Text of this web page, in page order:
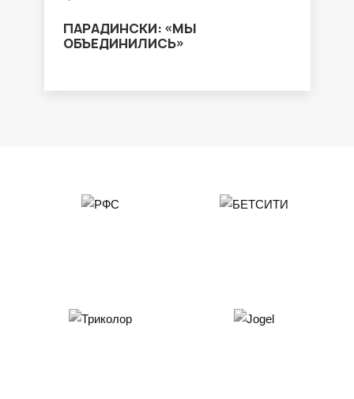
ПАРАДИНСКИ: «МЫ
ОБЪЕДИНИЛИСЬ»